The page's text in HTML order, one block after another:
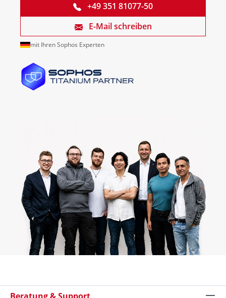
+49 351 81077-50
E-Mail schreiben
mit Ihren Sophos Experten